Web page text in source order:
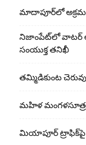
మాదాపూర్‌లో అక్రమ
నిజాంపేట్‌లో వాటర్
సంయుక్త తనిఖీ
తమ్మిడికుంట
మహిళ
మియాపూర్ ట్రాఫిక్‌పై